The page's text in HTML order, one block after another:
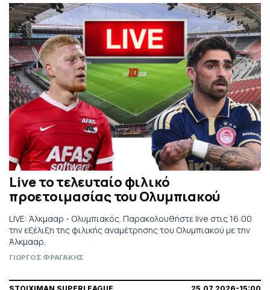
Live το τελευταίο φιλικό
προετοιμασίας του Ολυμπιακού
LIVE: Άλκμααρ - Ολυμπιακός. Παρακολουθήστε live στις 16:00
την εξέλιξη της φιλικής αναμέτρησης του Ολυμπιακού με την
Άλκμααρ.
ΓΙΩΡΓΟΣ ΦΡΑΓΑΚΗΣ